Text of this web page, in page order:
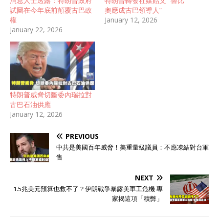
試圖在今年底前顛覆古巴政
權
January 22, 2026
奧應成古巴領導人”
January 12, 2026
特朗普威脅切斷委內瑞拉對
古巴石油供應
January 12, 2026
PREVIOUS
中共是美國百年威脅！美重量級議員：不應凍結對台軍
售
NEXT
1.5兆美元預算也救不了？伊朗戰爭暴露美軍工危機 專
家揭這項「積弊」